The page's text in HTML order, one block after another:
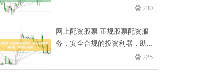
230
网上配资股票 正规股票配资服
务，安全合规的投资利器，助力
225